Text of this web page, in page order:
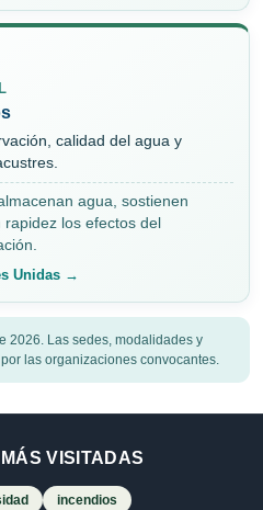
calidad del agua y
agua, sostienen
los efectos del
Unidas →
2026. Las sedes, modalidades y
las organizaciones convocantes.
VISITADAS
incendios